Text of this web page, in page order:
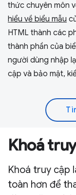
thức chuyên môn
hiểu về biểu mẫu
HTML thành các
thành phần của
người dùng nhập
cập và bảo mật,
Khoá
Khoá truy cập
toàn hơn để